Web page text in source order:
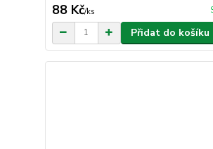
88 Kč/ks
Přidat do košíku